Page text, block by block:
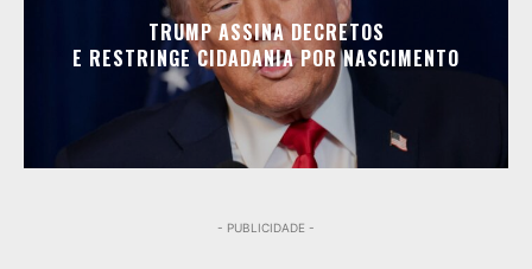
TRUMP ASSINA DECRETOS
E RESTRINGE CIDADANIA POR NASCIMENTO
- PUBLICIDADE -